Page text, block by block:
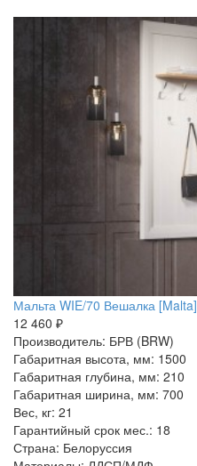
Мальта WIE/70 Вешалка [Malta]
12 460 ₽
Производитель: БРВ (BRW)
Габаритная высота, мм: 1500
Габаритная глубина, мм: 210
Габаритная ширина, мм: 700
Вес, кг: 21
Гарантийный срок мес.: 18
Страна: Белоруссия